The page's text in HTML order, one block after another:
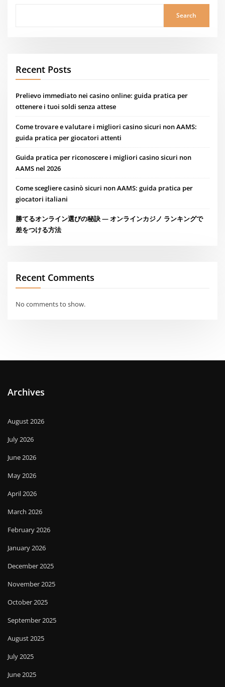
Search
Recent Posts
Prelievo immediato nei casino online: guida pratica per
ottenere i tuoi soldi senza attese
Come trovare e valutare i migliori casino sicuri non AAMS:
guida pratica per giocatori attenti
Guida pratica per riconoscere i migliori casino sicuri non
AAMS nel 2026
Come scegliere casinò sicuri non AAMS: guida pratica per
giocatori italiani
勝てるオンライン選びの秘訣 — オンラインカジノ ランキングで
差をつける方法
Recent Comments
No comments to show.
Archives
August 2026
July 2026
June 2026
May 2026
April 2026
March 2026
February 2026
January 2026
December 2025
November 2025
October 2025
September 2025
August 2025
July 2025
June 2025